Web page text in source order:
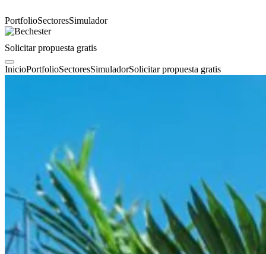
PortfolioSectoresSimulador
Solicitar propuesta gratis
InicioPortfolioSectoresSimuladorSolicitar propuesta gratis